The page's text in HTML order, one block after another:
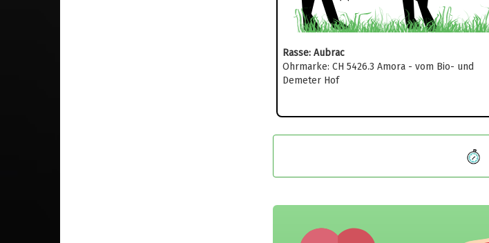
Rasse: Aubrac
Ohrmarke: CH 5426.3 Amora - vom Bio- und
Demeter Hof